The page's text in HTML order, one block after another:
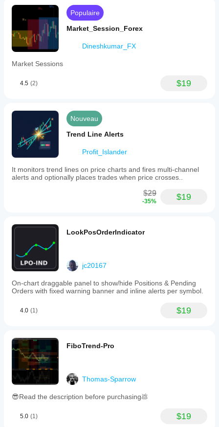
Populaire
Market_Session_Forex
Dineshkumar_FX
Market Sessions
4.5 (2) $19
Nouveau
Trend Line Alerts
Profit_Islander
It monitors trend lines on price charts and fires multi-channel
alerts and optionally places trades when price crosses..
$29
-35% $19
LookPosOrderIndicator
jc20167
On-chart draggable panel to show/hide Positions & Pending
Orders with fixed warning banner and inline alerts per symbol.
4.0 (1) $19
FiboTrend-Pro
Thomas-Sparrow
😎Read the description before purchasing💩
5.0 (1) $19